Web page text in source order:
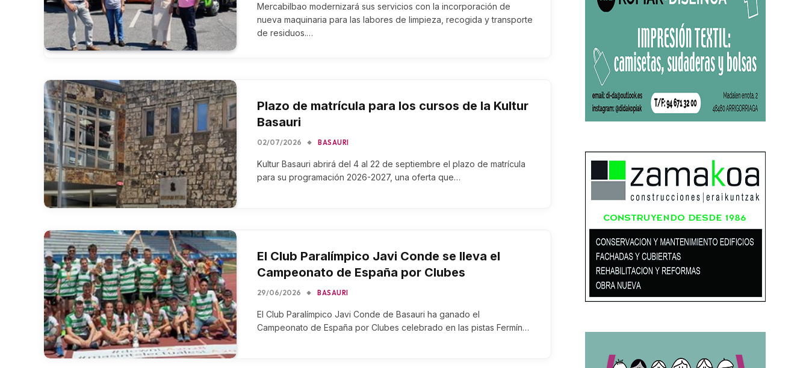
Mercabilbao modernizará sus servicios con la incorporación de
nueva maquinaria para las labores de limpieza, recogida y transporte
de residuos.…
Plazo de matrícula para los cursos de la Kultur
Basauri
02/07/2026 BASAURI
Kultur Basauri abrirá del 4 al 22 de septiembre el plazo de matrícula
para su programación 2026-2027, una oferta que…
El Club Paralímpico Javi Conde se lleva el
Campeonato de España por Clubes
29/06/2026 BASAURI
El Club Paralímpico Javi Conde de Basauri ha ganado el
Campeonato de España por Clubes celebrado en las pistas Fermín…